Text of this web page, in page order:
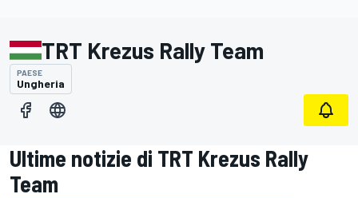
TRT Krezus Rally Team
PAESE
Ungheria
Ultime notizie di TRT Krezus Rally
Team